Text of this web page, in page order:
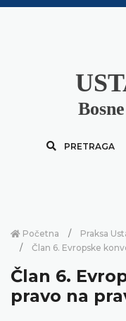
PRETRAGA
Početna
Praksa
Član 6. Evropske
Član 6.
pravo na